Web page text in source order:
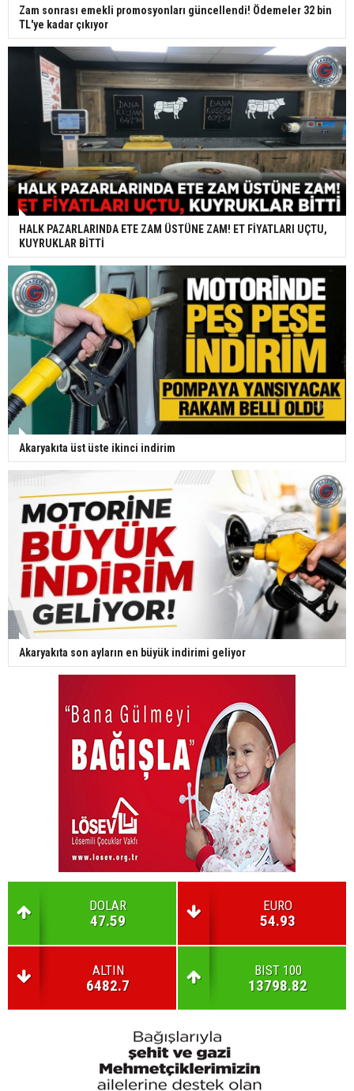
Zam sonrası emekli promosyonları güncellendi! Ödemeler 32 bin
TL'ye kadar çıkıyor
HALK PAZARLARINDA ETE ZAM ÜSTÜNE ZAM! ET FİYATLARI UÇTU,
KUYRUKLAR BİTTİ
Akaryakıta üst üste ikinci indirim
Akaryakıta son ayların en büyük indirimi geliyor
DOLAR
47.59
EURO
54.93
ALTIN
6482.7
BIST 100
13798.82